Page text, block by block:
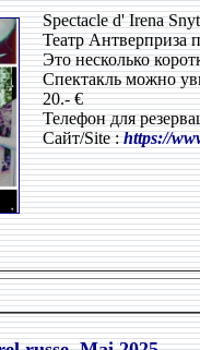
Spectacle d' Irena
Театр Антверприза
Это несколько
Спектакль можно
20.- €
Телефон для
Сайт/Site :https://